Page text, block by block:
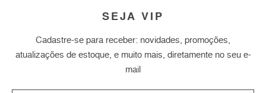
SEJA VIP
Cadastre-se para receber: novidades, promoções,
atualizações de estoque, e muito mais, diretamente no seu e-
mail